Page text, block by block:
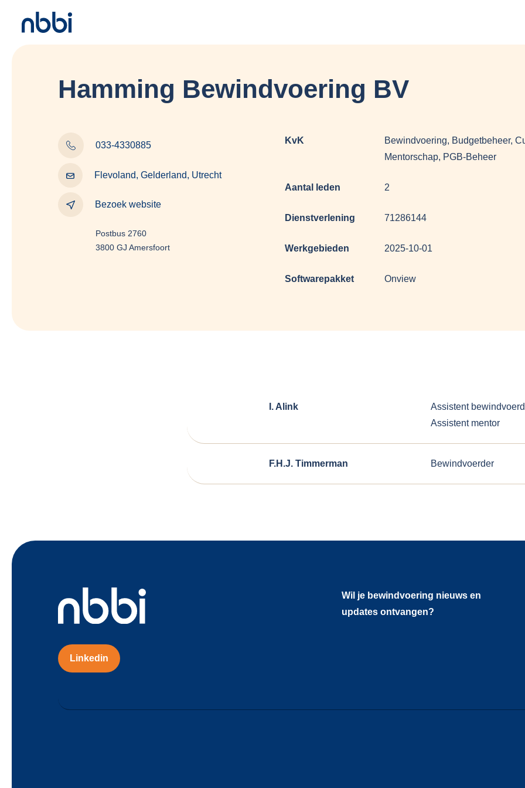
Hamming Bewindvoering BV
033-4330885
Flevoland, Gelderland, Utrecht
Bezoek website
Postbus 2760
3800 GJ Amersfoort
KvK
Bewindvoering, Budgetbeheer,
Mentorschap, PGB-Beheer
Aantal leden 2
Dienstverlening 71286144
Werkgebieden 2025-10-01
Softwarepakket Onview
I. Alink
Assistent
Assistent mentor
F.H.J. Timmerman Bewindvoerder
Linkedin
Wil je bewindvoering nieuws en
updates ontvangen?